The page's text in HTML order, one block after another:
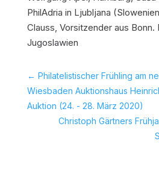
PhilAdria in Ljubljana
Clauss, Vorsitzender aus Bonn.
Jugoslawien
← Philatelistischer Frühling am
Wiesbaden Auktionshaus
Auktion (24. - 28. März 2020)
Christoph Gärtners